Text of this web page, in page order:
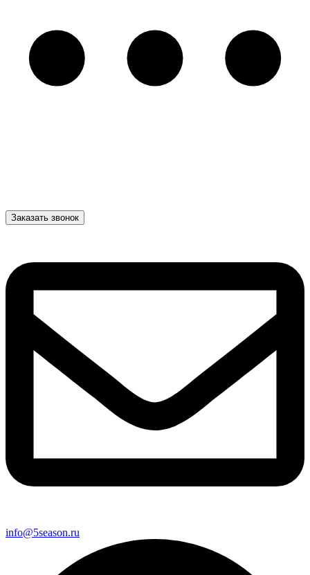
Заказать звонок
info@5season.ru